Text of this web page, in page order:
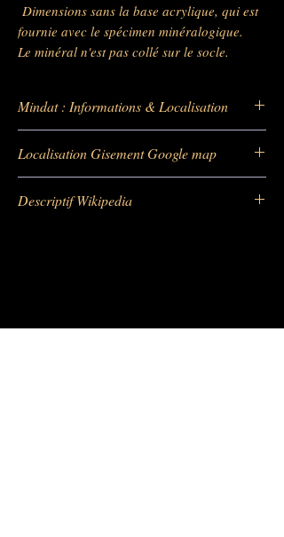
Dimensions sans la base acrylique, qui est
fournie avec le spécimen minéralogique.
Le minéral n'est pas collé sur le socle.
Mindat : Informations & Localisation
Localisation Gisement Google map
Ye42w5
Descriptif Wikipedia